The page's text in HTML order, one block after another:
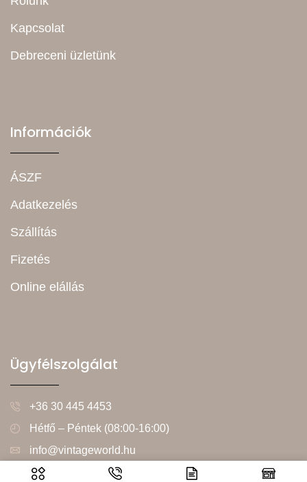
Kapcsolat
Debreceni üzletünk
Információk
ÁSZF
Adatkezelés
Szállítás
Fizetés
Online elállás
Ügyfélszolgálat
+36 30 445 4453
Hétfő – Péntek (08:00-16:00)
info@vintageworld.hu